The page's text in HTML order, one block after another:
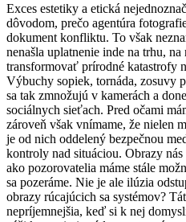
Exces estetiky a etická
dôvodom, prečo agentúra
dokument konfliktu. To však
nenašla uplatnenie inde na trhu,
transformovať prírodné katastrofy
Výbuchy sopiek, tornáda, zosuvy
sa tak zmnožujú v kamerách a
sociálnych sieťach. Pred očami
zároveň však vnímame, že nielen
je od nich oddelený bezpečnou
kontroly nad situáciou. Obrazy
ako pozorovatelia máme stále
sa pozeráme. Nie je ale ilúzia
obrazy rúcajúcich sa systémov?
nepríjemnejšia, keď si k nej